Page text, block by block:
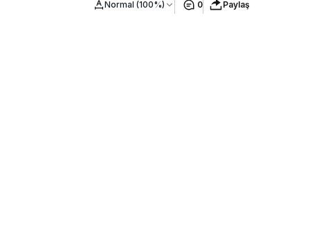
Normal (100%) 0 Paylaş